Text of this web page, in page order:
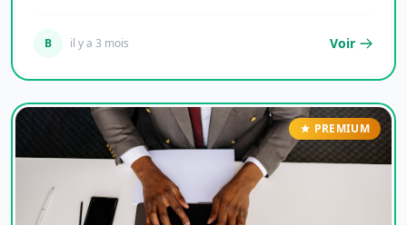
B il y a 3 mois Voir
PREMIUM